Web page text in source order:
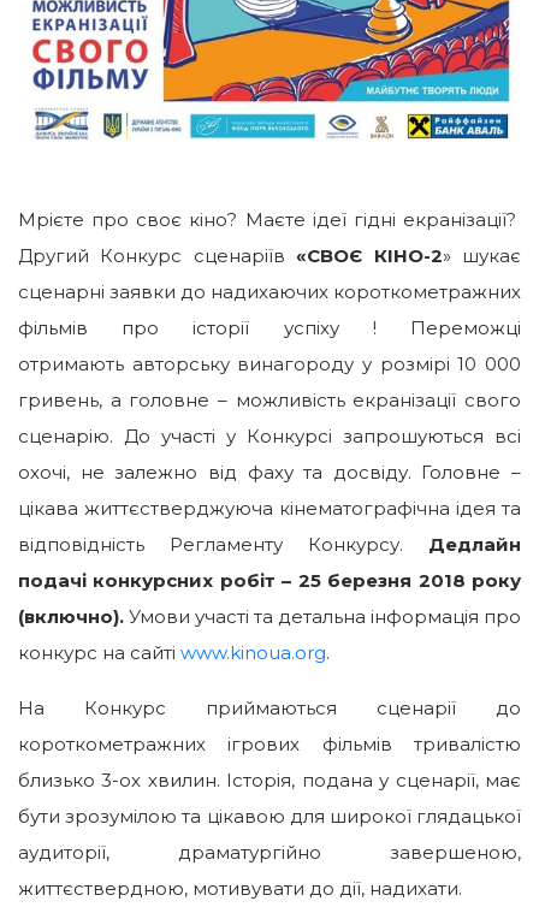
Мрієте про своє кіно? Маєте ідеї гідні екранізації?
Другий Конкурс сценаріїв«СВОЄ КІНО-2» шукає
сценарні заявки до надихаючих короткометражних
фільмів про історії успіху ! Переможці
отримають авторську винагороду у розмірі 10 000
гривень, а головне – можливість екранізації свого
сценарію. До участі у Конкурсі запрошуються всі
охочі, не залежно від фаху та досвіду. Головне –
цікава життєстверджуюча кінематографічна ідея та
відповідність Регламенту Конкурсу. Дедлайн
подачі конкурсних робіт – 25 березня 2018 року
(включно). Умови участі та детальна інформація про
конкурс на сайті www.kinoua.org.
На Конкурс приймаються сценарії до
короткометражних ігрових фільмів тривалістю
близько 3-ох хвилин. Історія, подана у сценарії, має
бути зрозумілою та цікавою для широкої глядацької
аудиторії, драматургійно завершеною,
життєствердною, мотивувати до дії, надихати.